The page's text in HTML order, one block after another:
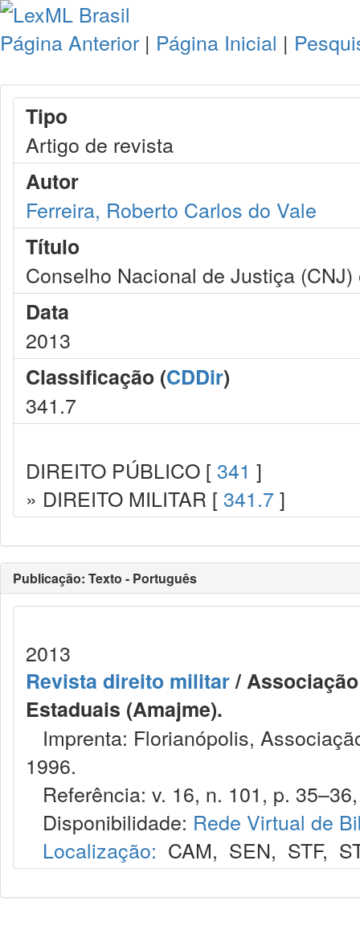
Página Anterior | Página Inicial |
Tipo
Artigo de revista
Autor
Ferreira, Roberto Carlos do Vale
Título
Conselho Nacional de Justiça
Data
2013
Classificação (CDDir)
341.7
DIREITO PÚBLICO [ 341 ]
» DIREITO MILITAR [ 341.7 ]
Publicação: Texto - Português
2013
Revista direito militar/
Estaduais (Amajme).
Imprenta: Florianópolis,
1996.
Referência: v. 16, n. 101, p.
Disponibilidade: Rede Virtual de
Localização: CAM, SEN, STF,